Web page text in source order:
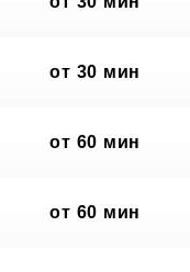
от 30 мин
от 60 мин
от 60 мин